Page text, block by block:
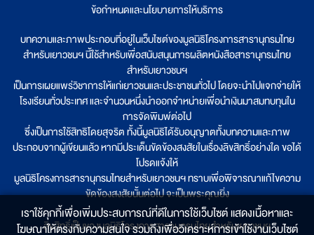
ข้อกำหนดและนโยบายการให้บริการ
บทความและภาพประกอบที่อยู่ในเว็บไซต์ของมูลนิธิโครงการสารานุกรมไทย
สำหรับเยาวชนฯ นี้ใช้สำหรับเพื่อสนับสนุนการผลิตหนังสือสารานุกรมไทย
สำหรับเยาวชนฯ
เป็นการเผยแพร่วิชาการให้แก่เยาวชนและประชาชนทั่วไป โดยจะนำไปแจกจ่ายให้
โรงเรียนทั่วประเทศ และจำนวนหนึ่งนำออกจำหน่ายเพื่อนำเงินมาสมทบทุนใน
การจัดพิมพ์ต่อไป
ซึ่งเป็นการใช้สิทธิโดยสุจริต ทั้งนี้มูลนิธิได้รับอนุญาตทั้งบทความและภาพ
ประกอบจากผู้เขียนแล้ว หากมีประเด็นขัดข้องสงสัยในเรื่องลิขสิทธิ์อย่างใด ขอได้
โปรดแจ้งให้
มูลนิธิโครงการสารานุกรมไทยสำหรับเยาวชนฯ ทราบเพื่อพิจารณาแก้ไขความ
ขัดข้องสงสัยนั้นต่อไป จะเป็นพระคุณยิ่ง
ลิขสิทธิ์เป็นของมูลนิธิโครงการสารานุกรมไทยสำหรับเยาวชนฯ
เราใช้คุกกี้เพื่อเพิ่มประสบการณ์ที่ดีในการใช้เว็บไซต์ แสดงเนื้อหาและ
โฆษณาให้ตรงกับความสนใจ รวมถึงเพื่อวิเคราะห์การเข้าใช้งานเว็บไซต์